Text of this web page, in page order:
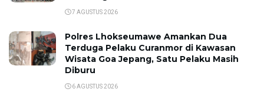
7 AGUSTUS 2026
Polres Lhokseumawe Amankan Dua
Terduga Pelaku Curanmor di Kawasan
Wisata Goa Jepang, Satu Pelaku Masih
Diburu
6 AGUSTUS 2026